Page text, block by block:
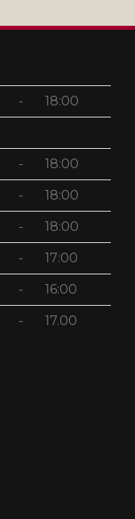
- 18:00
- 18:00
- 18:00
- 18:00
- 17:00
- 16:00
- 17.00